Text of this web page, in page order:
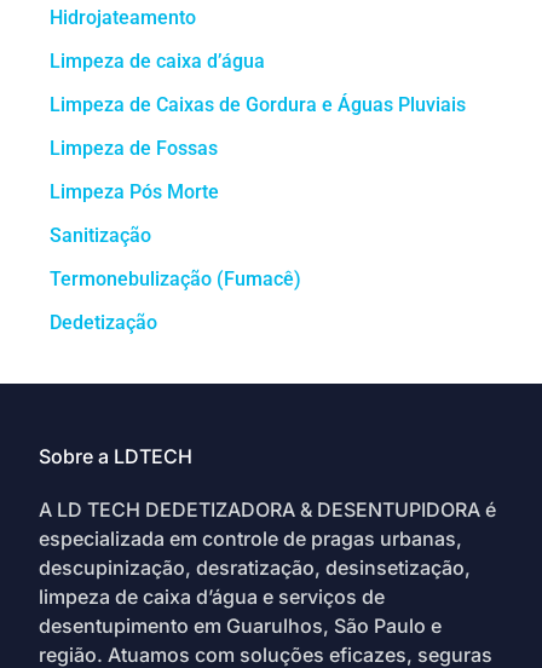
Hidrojateamento
Limpeza de caixa d’água
Limpeza de Caixas de Gordura e Águas Pluviais
Limpeza de Fossas
Limpeza Pós Morte
Sanitização
Termonebulização (Fumacê)
Dedetização
Sobre a LDTECH
A LD TECH DEDETIZADORA & DESENTUPIDORA é
especializada em controle de pragas urbanas,
descupinização, desratização, desinsetização,
limpeza de caixa d’água e serviços de
desentupimento em Guarulhos, São Paulo e
região. Atuamos com soluções eficazes, seguras